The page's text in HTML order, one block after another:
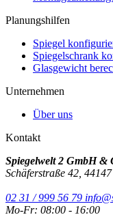
Planungshilfen
Spiegel
Spiegelschrank
Glasgewicht
Unternehmen
Über uns
Kontakt
Spiegelwelt 2 GmbH &
Schäferstraße 42,
02 31 / 999 56 79
Mo-Fr: 08:00 - 16:00